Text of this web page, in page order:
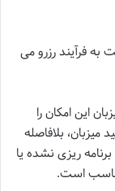
به فرآیند رزرو می
این امکان را
میزبان، بلافاصله
برنامه ریزی نشده یا
مناسب است.